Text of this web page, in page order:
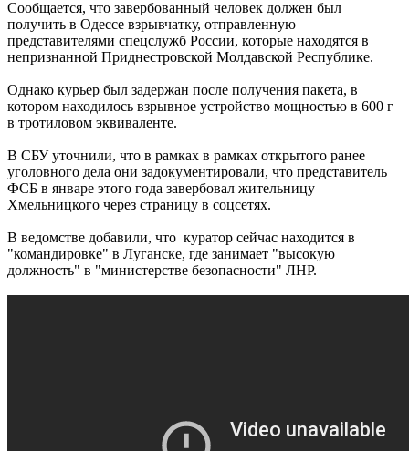
Сообщается, что завербованный человек должен был
получить в Одессе взрывчатку, отправленную
представителями спецслужб России, которые находятся в
непризнанной Приднестровской Молдавской Республике.
Однако курьер был задержан после получения пакета, в
котором находилось взрывное устройство мощностью в 600 г
в тротиловом эквиваленте.
В СБУ уточнили, что в рамках в рамках открытого ранее
уголовного дела они задокументировали, что представитель
ФСБ в январе этого года завербовал жительницу
Хмельницкого через страницу в соцсетях.
В ведомстве добавили, что куратор сейчас находится в
"командировке" в Луганске, где занимает "высокую
должность" в "министерстве безопасности" ЛНР.